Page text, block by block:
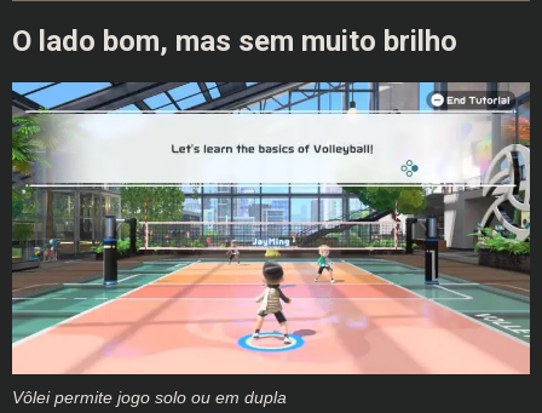
O lado bom, mas sem muito brilho
Vôlei permite jogo solo ou em dupla